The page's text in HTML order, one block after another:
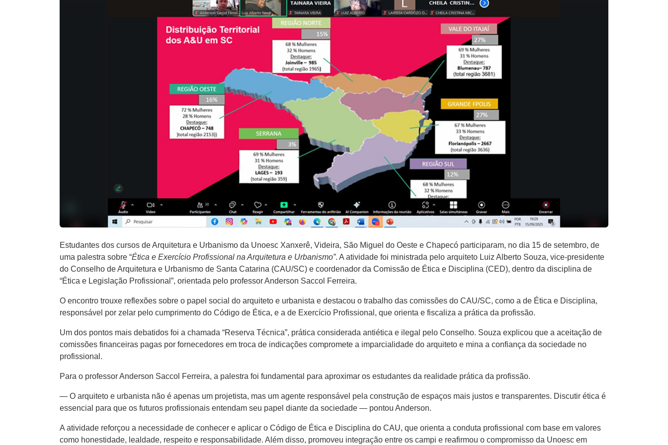
Estudantes dos cursos de Arquitetura e Urbanismo da Unoesc Xanxerê, Videira, São Miguel do Oeste e Chapecó participaram, no dia 15 de setembro, de
uma palestra sobre “Ética e Exercício Profissional na Arquitetura e Urbanismo”. A atividade foi ministrada pelo arquiteto Luiz Alberto Souza, vice-presidente
do Conselho de Arquitetura e Urbanismo de Santa Catarina (CAU/SC) e coordenador da Comissão de Ética e Disciplina (CED), dentro da disciplina de
“Ética e Legislação Profissional”, orientada pelo professor Anderson Saccol Ferreira.
O encontro trouxe reflexões sobre o papel social do arquiteto e urbanista e destacou o trabalho das comissões do CAU/SC, como a de Ética e Disciplina,
responsável por zelar pelo cumprimento do Código de Ética, e a de Exercício Profissional, que orienta e fiscaliza a prática da profissão.
Um dos pontos mais debatidos foi a chamada “Reserva Técnica”, prática considerada antiética e ilegal pelo Conselho. Souza explicou que a aceitação de
comissões financeiras pagas por fornecedores em troca de indicações compromete a imparcialidade do arquiteto e mina a confiança da sociedade no
profissional.
Para o professor Anderson Saccol Ferreira, a palestra foi fundamental para aproximar os estudantes da realidade prática da profissão.
— O arquiteto e urbanista não é apenas um projetista, mas um agente responsável pela construção de espaços mais justos e transparentes. Discutir ética é
essencial para que os futuros profissionais entendam seu papel diante da sociedade — pontou Anderson.
A atividade reforçou a necessidade de conhecer e aplicar o Código de Ética e Disciplina do CAU, que orienta a conduta profissional com base em valores
como honestidade, lealdade, respeito e responsabilidade. Além disso, promoveu integração entre os campi e reafirmou o compromisso da Unoesc em